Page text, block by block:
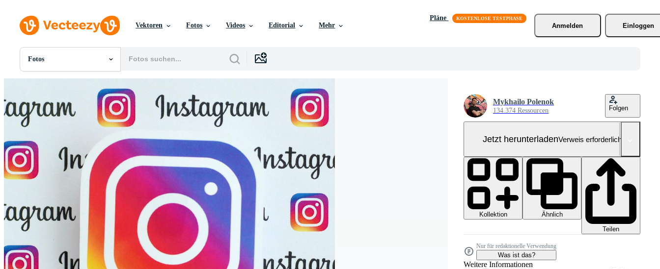
Vektoren Fotos Videos Editorial Mehr
Pläne
Anmelden
Einloggen
Fotos
Alle Bilder
PSDs
SVGs
Motion Graphics
Redaktionelle Bilder
Redaktionelle Ereignisse
Mykhailo Polenok
134.374 Ressourcen Folgen
Jetzt herunterladenVerweis erforderlich
Kollektion
Ähnlich
Teilen
Nur für redaktionelle Verwendung
Was ist das?
Weitere Informationen